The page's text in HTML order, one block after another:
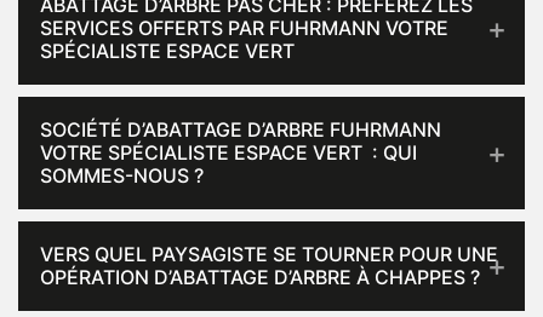
ABATTAGE D’ARBRE PAS CHER : PRÉFÉREZ LES
SERVICES OFFERTS PAR FUHRMANN VOTRE
SPÉCIALISTE ESPACE VERT
SOCIÉTÉ D’ABATTAGE D’ARBRE FUHRMANN
VOTRE SPÉCIALISTE ESPACE VERT : QUI
SOMMES-NOUS ?
VERS QUEL PAYSAGISTE SE TOURNER POUR UNE
OPÉRATION D’ABATTAGE D’ARBRE À CHAPPES ?